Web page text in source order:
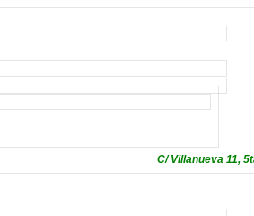
C/ Villanueva 11,